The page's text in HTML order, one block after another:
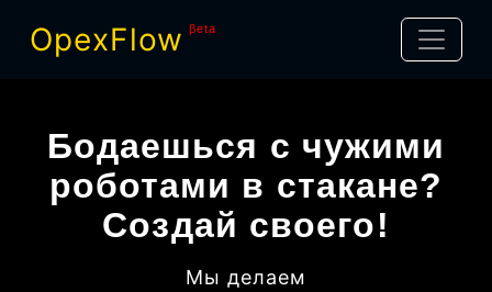
OpexFlow βeta
Бодаешься с чужими
роботами в стакане?
Создай своего!
Мы делаем